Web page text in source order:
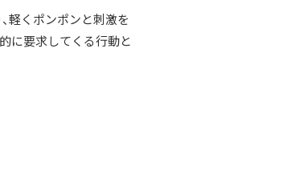
軽くポンポンと刺激を
に要求してくる行動と